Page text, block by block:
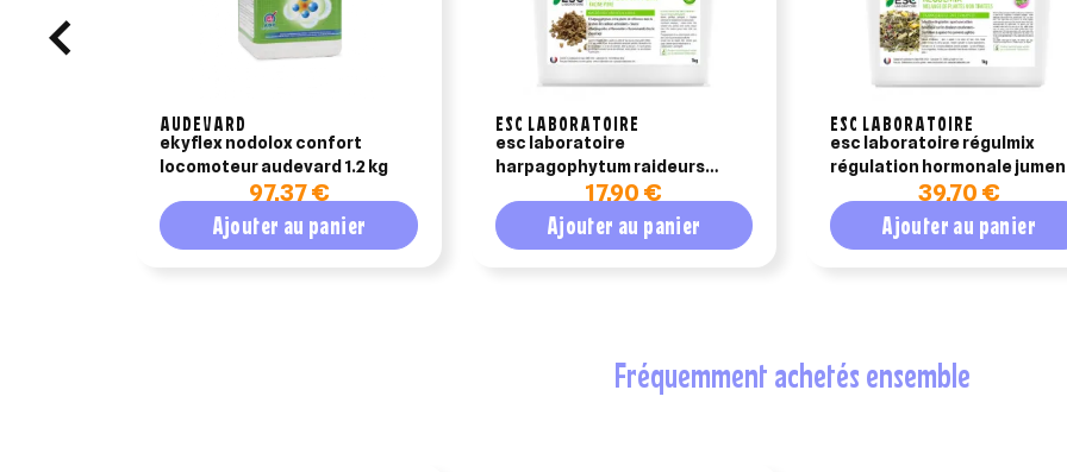
AUDEVARD
ekyflex nodolox confort
locomoteur audevard 1.2 kg
97,37 €
Ajouter au panier
ESC LABORATOIRE
esc laboratoire
harpagophytum raideurs
cheval 500gr17,90 €
Ajouter au panier
ESC LABORATOIRE
esc laboratoire régulmix
régulation hormonale
39,70 €
Ajouter au panier
fréquemment achetés ensemble